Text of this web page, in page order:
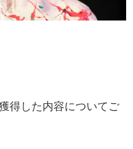
得した内容についてご